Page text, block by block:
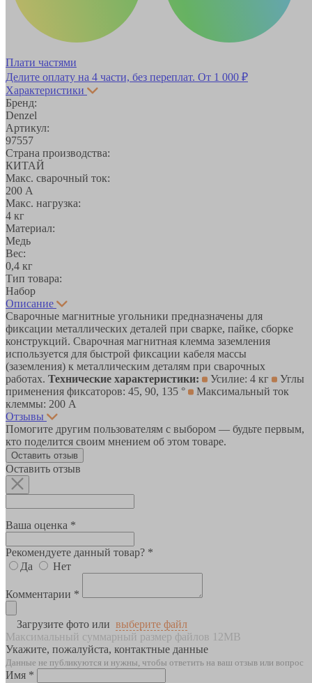
Плати частями
Делите оплату на 4 части, без переплат. От 1 000 ₽
Характеристики
Бренд:
Denzel
Артикул:
97557
Страна производства:
КИТАЙ
Макс. сварочный ток:
200 А
Макс. нагрузка:
4 кг
Материал:
Медь
Вес:
0,4 кг
Тип товара:
Набор
Описание
Сварочные магнитные угольники предназначены для
фиксации металлических деталей при сварке, пайке, сборке
конструкций. Сварочная магнитная клемма заземления
используется для быстрой фиксации кабеля массы
(заземления) к металлическим деталям при сварочных
работах. Технические характеристики: Усилие: 4 кг
Углы
применения фиксаторов: 45, 90, 135 °
Максимальный ток
клеммы: 200 А
Отзывы
Помогите другим пользователям с выбором — будьте первым,
кто поделится своим мнением об этом товаре.
Оставить отзыв
Оставить отзыв
Ваша оценка *
Рекомендуете данный товар? *
Да
Нет
Комментарии *
Загрузите фото или выберите файл
Максимальный суммарный размер файлов 12MB
Укажите, пожалуйста, контактные данные
Данные не публикуются и нужны, чтобы ответить на ваш отзыв или вопрос
Имя *